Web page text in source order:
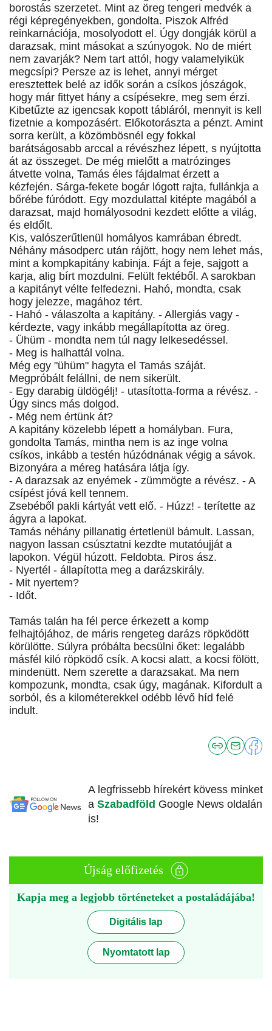
borostás szerzetet. Mint az öreg tengeri medvék a
régi képregényekben, gondolta. Piszok Alfréd
reinkarnációja, mosolyodott el. Úgy dongják körül a
darazsak, mint másokat a szúnyogok. No de miért
nem zavarják? Nem tart attól, hogy valamelyikük
megcsípi? Persze az is lehet, annyi mérget
eresztettek belé az idők során a csíkos jószágok,
hogy már fittyet hány a csípésekre, meg sem érzi.
Kibetűzte az igencsak kopott tábláról, mennyit is kell
fizetnie a kompozásért. Előkotorászta a pénzt. Amint
sorra került, a közömbösnél egy fokkal
barátságosabb arccal a révészhez lépett, s nyújtotta
át az összeget. De még mielőtt a matrózinges
átvette volna, Tamás éles fájdalmat érzett a
kézfején. Sárga-fekete bogár lógott rajta, fullánkja a
bőrébe fúródott. Egy mozdulattal kitépte magából a
darazsat, majd homályosodni kezdett előtte a világ,
és eldőlt.
Kis, valószerűtlenül homályos kamrában ébredt.
Néhány másodperc után rájött, hogy nem lehet más,
mint a kompkapitány kabinja. Fájt a feje, sajgott a
karja, alig bírt mozdulni. Felült fektéből. A sarokban
a kapitányt vélte felfedezni. Hahó, mondta, csak
hogy jelezze, magához tért.
- Hahó - válaszolta a kapitány. - Allergiás vagy -
kérdezte, vagy inkább megállapította az öreg.
- Ühüm - mondta nem túl nagy lelkesedéssel.
- Meg is halhattál volna.
Még egy "ühüm" hagyta el Tamás száját.
Megpróbált felállni, de nem sikerült.
- Egy darabig üldögélj! - utasította-forma a révész. -
Úgy sincs más dolgod.
- Még nem értünk át?
A kapitány közelebb lépett a homályban. Fura,
gondolta Tamás, mintha nem is az inge volna
csíkos, inkább a testén húzódnának végig a sávok.
Bizonyára a méreg hatására látja így.
- A darazsak az enyémek - zümmögte a révész. - A
csípést jóvá kell tennem.
Zsebéből pakli kártyát vett elő. - Húzz! - terítette az
ágyra a lapokat.
Tamás néhány pillanatig értetlenül bámult. Lassan,
nagyon lassan csúsztatni kezdte mutatóujját a
lapokon. Végül húzott. Feldobta. Piros ász.
- Nyertél - állapította meg a darázskirály.
- Mit nyertem?
- Időt.
Tamás talán ha fél perce érkezett a komp
felhajtójához, de máris rengeteg darázs röpködött
körülötte. Súlyra próbálta becsülni őket: legalább
másfél kiló röpködő csík. A kocsi alatt, a kocsi fölött,
mindenütt. Nem szerette a darazsakat. Ma nem
kompozunk, mondta, csak úgy, magának. Kifordult a
sorból, és a kilométerekkel odébb lévő híd felé
indult.
A legfrissebb hírekért kövess minket
a Szabadföld Google News oldalán
is!
Újság előfizetés
Kapja meg a legjobb történeteket a postaládájába!
Digitális lap
Nyomtatott lap